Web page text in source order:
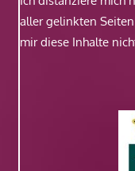
aller gelinkten
mir diese Inhalte